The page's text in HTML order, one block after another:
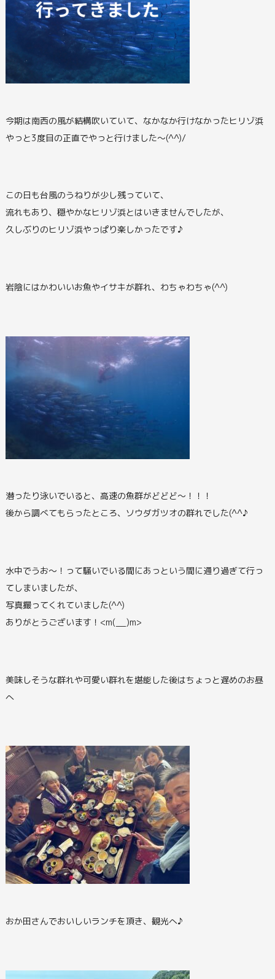
今期は南西の風が結構吹いていて、なかなか行けなかったヒリゾ浜
やっと3度目の正直でやっと行けました～(^^)/
この日も台風のうねりが少し残っていて、
流れもあり、穏やかなヒリゾ浜とはいきませんでしたが、
久しぶりのヒリゾ浜やっぱり楽しかったです♪
岩陰にはかわいいお魚やイサキが群れ、わちゃわちゃ(^^)
潜ったり泳いでいると、高速の魚群がどどど～！！！
後から調べてもらったところ、ソウダガツオの群れでした(^^♪
水中でうお～！って騒いでいる間にあっという間に通り過ぎて行っ
てしまいましたが、
写真撮ってくれていました(^^)
ありがとうございます！<m(__)m>
美味しそうな群れや可愛い群れを堪能した後はちょっと遅めのお昼
へ
おか田さんでおいしいランチを頂き、観光へ♪